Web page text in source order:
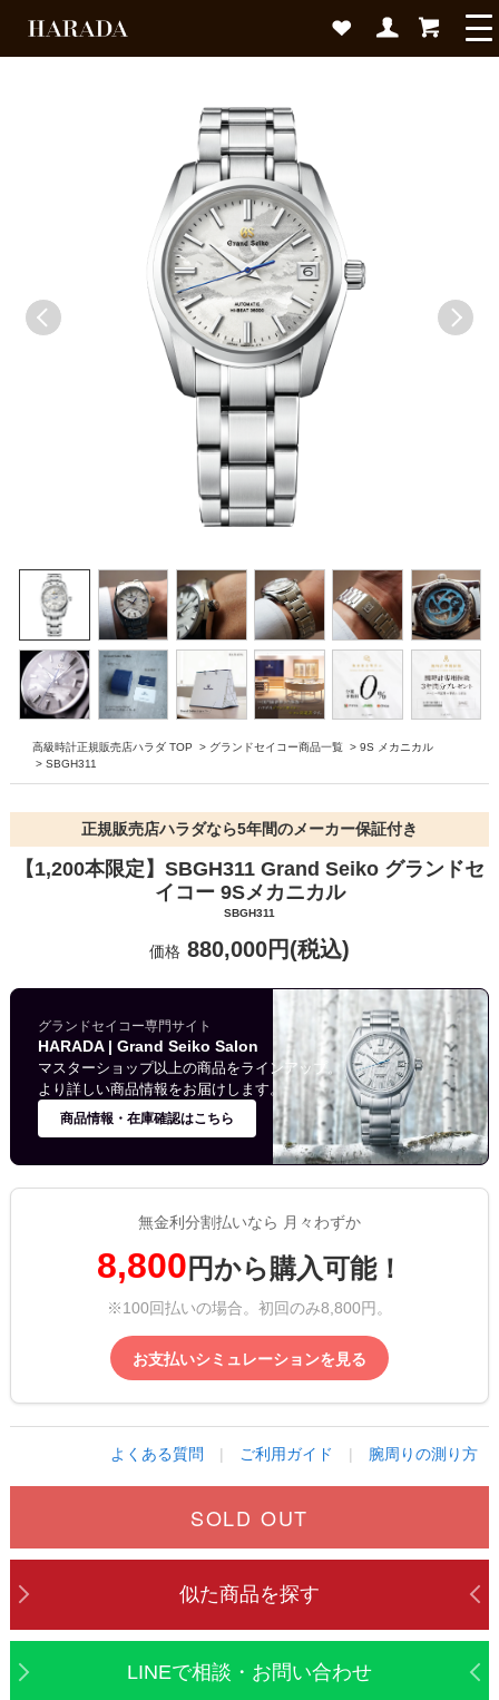
高級時計正規販売店ハラダ TOP > グランドセイコー商品一覧 > 9S メカニカル
> SBGH311
正規販売店ハラダなら5年間のメーカー保証付き
【1,200本限定】SBGH311 Grand Seiko グランドセ
イコー 9Sメカニカル
SBGH311
価格 880,000円(税込)
グランドセイコー専門サイト
HARADA | Grand Seiko Salon
マスターショップ以上の商品をラインアップ。
より詳しい商品情報をお届けします。
商品情報・在庫確認はこちら
無金利分割払いなら 月々わずか
8,800 円から購入可能！
※100回払いの場合。初回のみ8,800円。
お支払いシミュレーションを見る
よくある質問 | ご利用ガイド | 腕周りの測り方
SOLD OUT
似た商品を探す
LINEで相談・お問い合わせ